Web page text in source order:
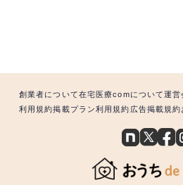
創業者について在宅医療comについて運営
利用規約掲載プラン利用規約 広告掲載規約